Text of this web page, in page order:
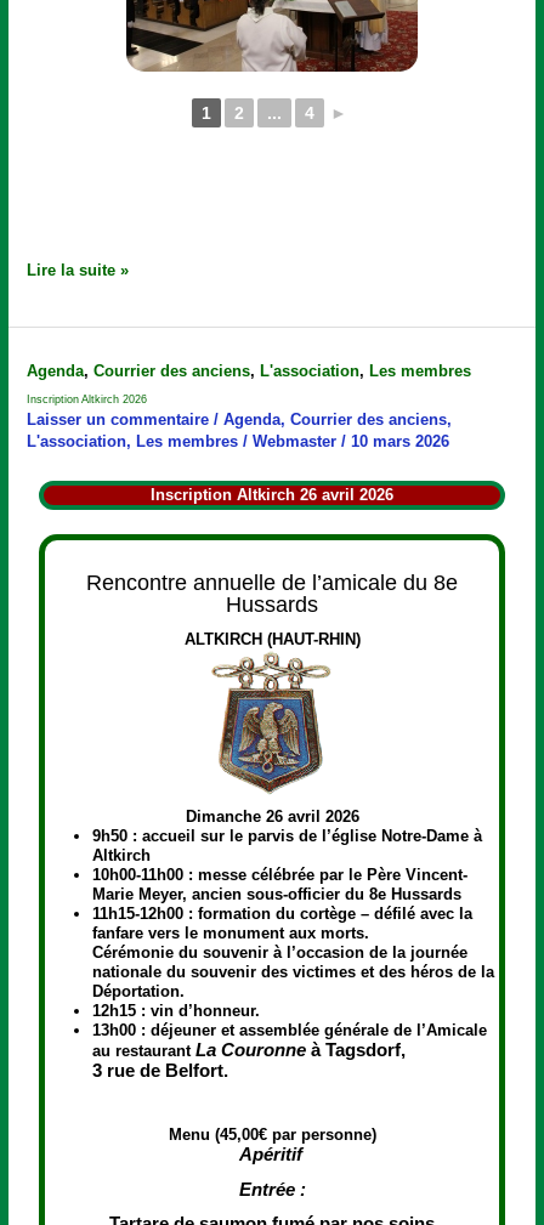
1 2 ... 4 ►
Lire la suite »
Agenda,Courrier des anciens, L'association, Les membres
Inscription Altkirch 2026
Laisser un commentaire /Agenda,Courrier des anciens,
L'association, Les membres /Webmaster/10 mars 2026
Inscription Altkirch 26 avril 2026
Rencontre annuelle de l’amicale du 8e
Hussards
ALTKIRCH (HAUT-RHIN)
Dimanche 26 avril 2026
9h50 : accueil sur le parvis de l’église Notre-Dame à
Altkirch
10h00-11h00 : messe célébrée par le Père Vincent-
Marie Meyer, ancien sous-officier du 8e Hussards
11h15-12h00 : formation du cortège – défilé avec la
fanfare vers le monument aux morts.
Cérémonie du souvenir à l’occasion de la journée
nationale du souvenir des victimes et des héros de la
Déportation.
12h15 : vin d’honneur.
13h00 : déjeuner et assemblée générale de l’Amicale
au restaurant La Couronneà Tagsdorf,
3 rue de Belfort.
Menu (45,00€ par personne)
Apéritif
Entrée :
Inscription
2026